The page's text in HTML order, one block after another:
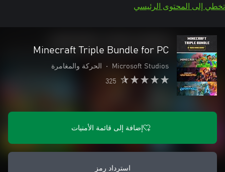
تخطي إلى المحتوى الرئيسي
Minecraft Triple Bundle for PC
Microsoft Studios
• الحركة والمغامرة
325
إضافة إلى قائمة الأمنيات
استرداد رمز